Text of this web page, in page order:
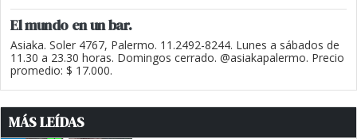
El mundo en un bar.
Asiaka. Soler 4767, Palermo. 11.2492-8244. Lunes a sábados de
11.30 a 23.30 horas. Domingos cerrado. @asiakapalermo. Precio
promedio: $ 17.000.
MÁS LEÍDAS